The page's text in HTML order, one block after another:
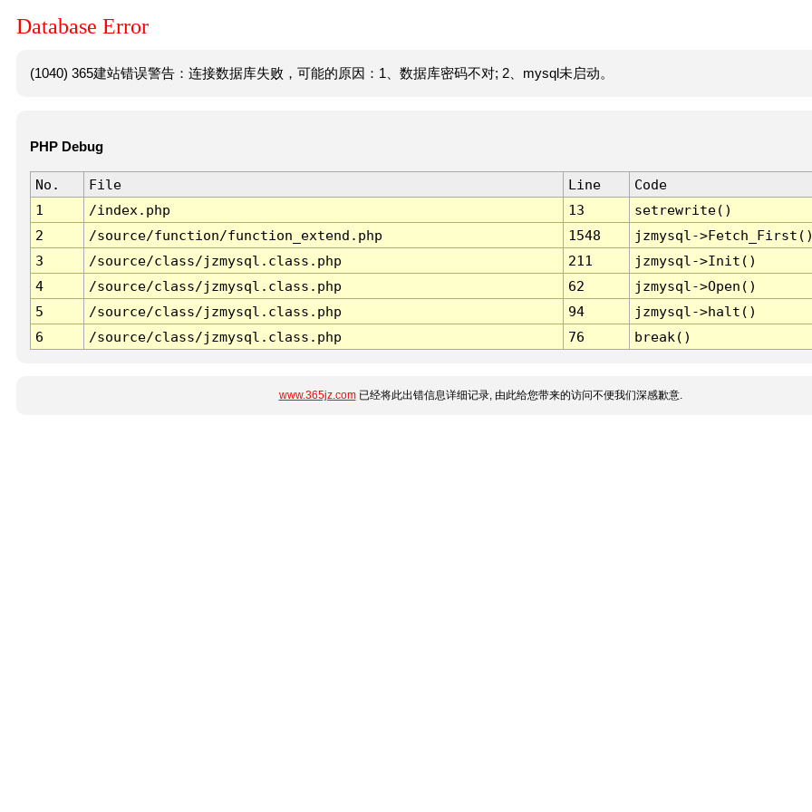
Database Error
(1040) 365建站错误警告：连接数据库失败，可能的原因：1、数据库密码不对; 2、mysql未启动。
PHP Debug
No. File Line
Code
1
/index.php 13
setrewrite()
2
/source/function/function_extend.php 1548
jzmysql-
3
/source/class/jzmysql.class.php 211
jzmysql->Init()
4
/source/class/jzmysql.class.php 62
jzmysql->Open()
5
/source/class/jzmysql.class.php 94
jzmysql->halt()
6
/source/class/jzmysql.class.php 76 break()
www.365jz.com已经将此出错信息详细记录, 由此给您带来的访问不便我们深感歉意.